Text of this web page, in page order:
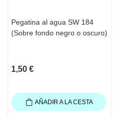
Pegatina al agua SW 184
(Sobre fondo negro o oscuro)
1,50 €
AÑADIR A LA CESTA